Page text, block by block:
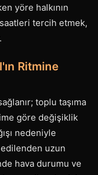
yöre halkının
tercih etmek,
Ritmine
toplu taşıma
göre değişiklik
nedeniyle
uzun
hava durumu ve